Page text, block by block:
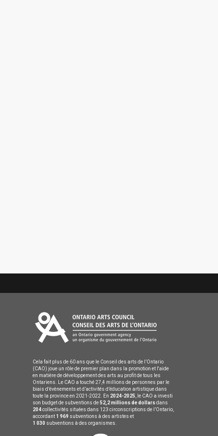
Cela fait plus de 60 ans que le Conseil des arts de l’Ontario
(CAO) joue un rôle de premier plan dans la promotion et l'aide
en matière de développement des arts au profit de tous les
Ontariens. Le CAO a touché 27,4 millions de personnes par le
biais d’évènements et d’activités d’éducation artistique dans
toute la province en 2021-2022. En 2024-2025
, le CAO a investi
son budget de subventions de52,2 millions de dollarsdans
204collectivités situées dans 123 circonscriptions de l’Ontario,
accordant 1 969 subventions à des artistes et
1 030 subventions à des organismes.